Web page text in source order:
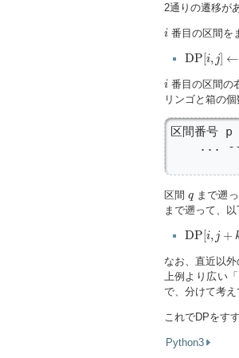
2通りの遷移が
i番目の区間を
DP[i, j] ←
DP[i,j ←
i番目の区間の
リンゴと箱の
区間番
...
区間 q
q まで遡
まで遡って、
DP[i, j +
DP[i,j +k ]
なお、直近以
上例より広い
で、分けて考え
これでDPをす
Python3